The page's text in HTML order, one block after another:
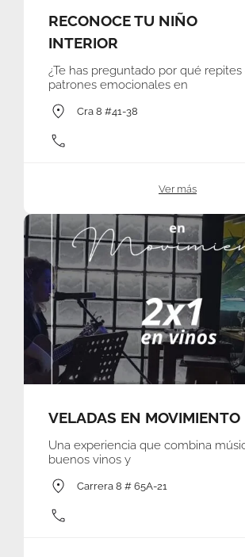
RECONOCE TU NIÑO
INTERIOR
¿Te has preguntado por qué
patrones emocionales en
Cra 8 #41-38
Ver más
VELADAS EN MOVIMIENTO
Una experiencia que combina
buenos vinos y
Carrera 8 # 65A-21